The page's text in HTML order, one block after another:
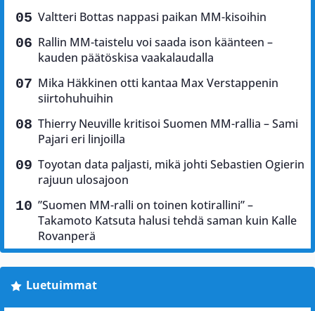
Valtteri Bottas nappasi paikan MM-kisoihin
Rallin MM-taistelu voi saada ison käänteen –
kauden päätöskisa vaakalaudalla
Mika Häkkinen otti kantaa Max Verstappenin
siirtohuhuihin
Thierry Neuville kritisoi Suomen MM-rallia – Sami
Pajari eri linjoilla
Toyotan data paljasti, mikä johti Sebastien Ogierin
rajuun ulosajoon
”Suomen MM-ralli on toinen kotirallini” –
Takamoto Katsuta halusi tehdä saman kuin Kalle
Rovanperä
Luetuimmat